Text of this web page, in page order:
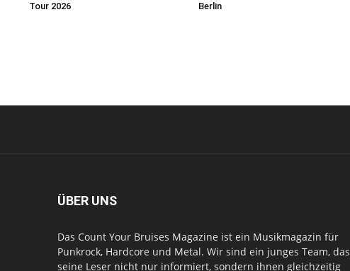
Tour 2026
Berlin
ÜBER UNS
Das Count Your Bruises Magazine ist ein Musikmagazin für
Punkrock, Hardcore und Metal. Wir sind ein junges Team, das
seine Leser nicht nur informiert, sondern ihnen gleichzeitig